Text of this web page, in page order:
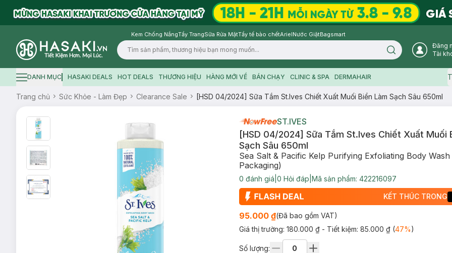
Kem Chống NắngTẩy TrangSữa Rửa MặtTẩy tế bào chếtArielNước GiặtBagsmart
Logo
Search icon
Đăng
Tài
Hamburger icon
DANH MỤC HASAKI DEALS HOT DEALS THƯƠNG HIỆU HÀNG MỚI VỀ BÁN CHẠY CLINIC & SPA DERMAHAIR
Trang chủ Sức Khỏe - Làm Đẹp Clearance Sale [HSD 04/2024] Sữa Tắm St.Ives Chiết Xuất Muối Biển Làm Sạch Sâu 650ml
ST.IVES
[HSD 04/2024] Sữa Tắm St.Ives Chiết Xuất Muối
Sạch Sâu 650ml
Sea Salt & Pacific Kelp Purifying Exfoliating Body
Packaging)
0 đánh giá 0 Hỏi đáp Mã sản phẩm: 422216097
KẾT THÚC TRONG
95.000 ₫(Đã bao gồm VAT)
Giá thị trường: 180.000 ₫ - Tiết kiệm: 85.000 ₫(47%)
Số lượng: